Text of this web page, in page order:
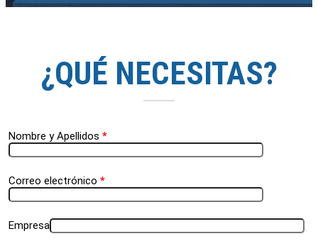
¿QUÉ NECESITAS?
Nombre y Apellidos*
Correo electrónico*
Empresa